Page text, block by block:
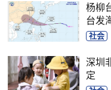
杨柳
台发
社会
深圳
定